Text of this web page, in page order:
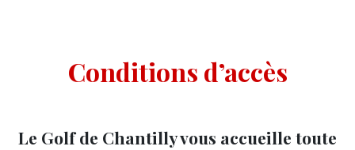
Conditions d’accès
Le Golf de Chantilly vous accueille toute